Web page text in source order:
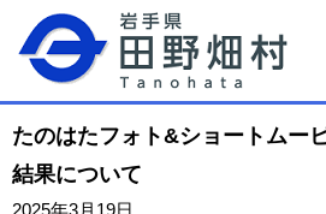
たのはたフォト&ショートムー
結果について
2025年3月19日